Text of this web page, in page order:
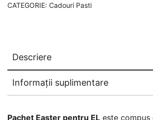
CATEGORIE: Cadouri Pasti
Descriere
Informații suplimentare
Pachet Easter pentru EL este compus